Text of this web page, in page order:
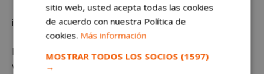
¡¡Muchas muchas gracias y a seguir sumando!!!
Locución y redacción: Alicia Puente. Voz de indicativos:
Víctor R. Alfaro.
sitio web, usted acepta todas las cookies
de acuerdo con nuestra Política de
cookies. Más información
MOSTRAR TODOS LOS SOCIOS (1597)
→